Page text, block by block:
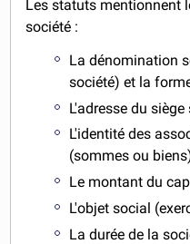
Les statuts mentionnent
société :
La dénomination
société) et la
L'adresse du siège
L'identité des
(sommes ou
Le montant du
L'objet social
La durée de la